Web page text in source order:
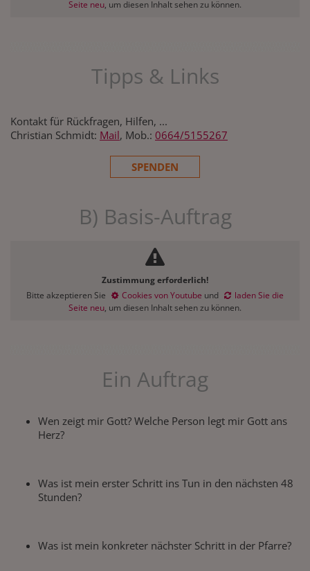
Seite neu, um diesen Inhalt sehen zu können.
Tipps & Links
Kontakt für Rückfragen, Hilfen, ...
Christian Schmidt: Mail, Mob.: 0664/5155267
SPENDEN
B) Basis-Auftrag
Zustimmung erforderlich!
Bitte akzeptieren Sie
Cookies von Youtube und
laden Sie die
Seite neu, um diesen Inhalt sehen zu können.
Ein Auftrag
Wen zeigt mir Gott? Welche Person legt mir Gott ans
Herz?
Was ist mein erster Schritt ins Tun in den nächsten 48
Stunden?
Was ist mein konkreter nächster Schritt in der Pfarre?